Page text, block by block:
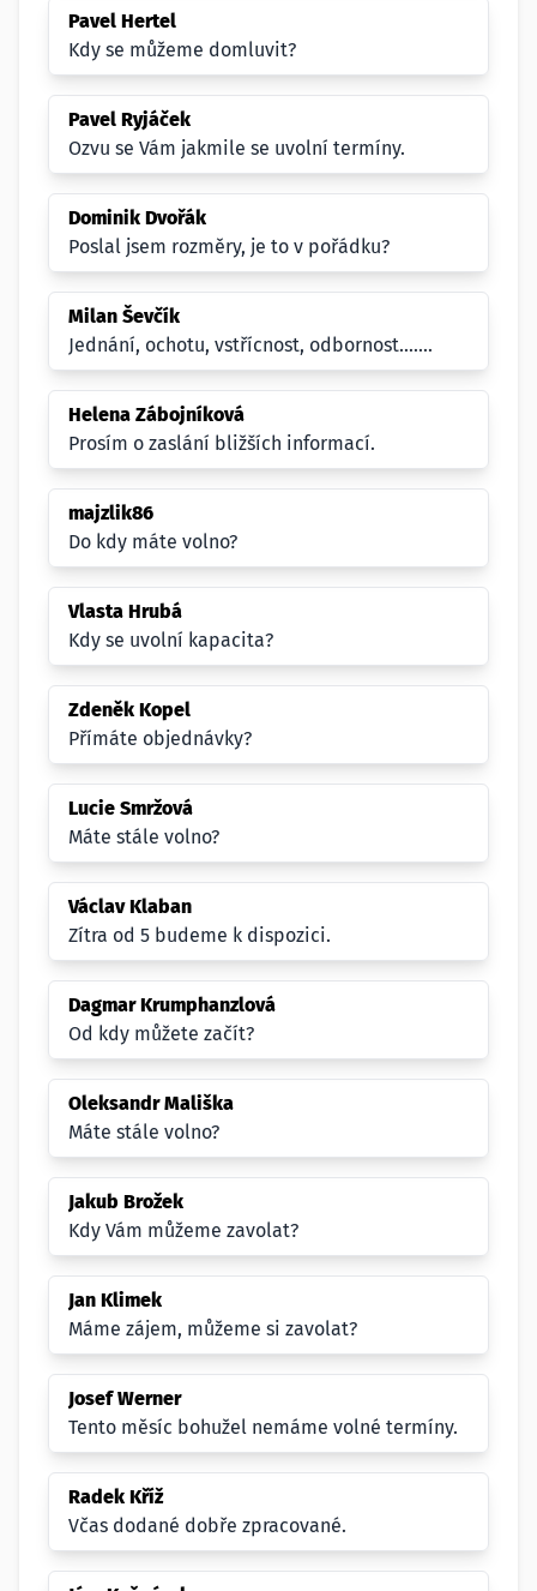
Pavel Hertel
Kdy se můžeme domluvit?
Pavel Ryjáček
Ozvu se Vám jakmile se uvolní termíny.
Dominik Dvořák
Poslal jsem rozměry, je to v pořádku?
Milan Ševčík
Jednání, ochotu, vstřícnost, odbornost.......
Helena Zábojníková
Prosím o zaslání bližších informací.
majzlik86
Do kdy máte volno?
Vlasta Hrubá
Kdy se uvolní kapacita?
Zdeněk Kopel
Přímáte objednávky?
Lucie Smržová
Máte stále volno?
Václav Klaban
Zítra od 5 budeme k dispozici.
Dagmar Krumphanzlová
Od kdy můžete začít?
Oleksandr Mališka
Máte stále volno?
Jakub Brožek
Kdy Vám můžeme zavolat?
Jan Klimek
Máme zájem, můžeme si zavolat?
Josef Werner
Tento měsíc bohužel nemáme volné termíny.
Radek Kříž
Včas dodané dobře zpracované.